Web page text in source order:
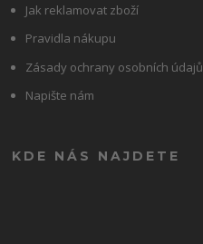
Jak reklamovat zboží
Pravidla nákupu
Zásady ochrany osobních údajů
Napište nám
KDE NÁS NAJDETE